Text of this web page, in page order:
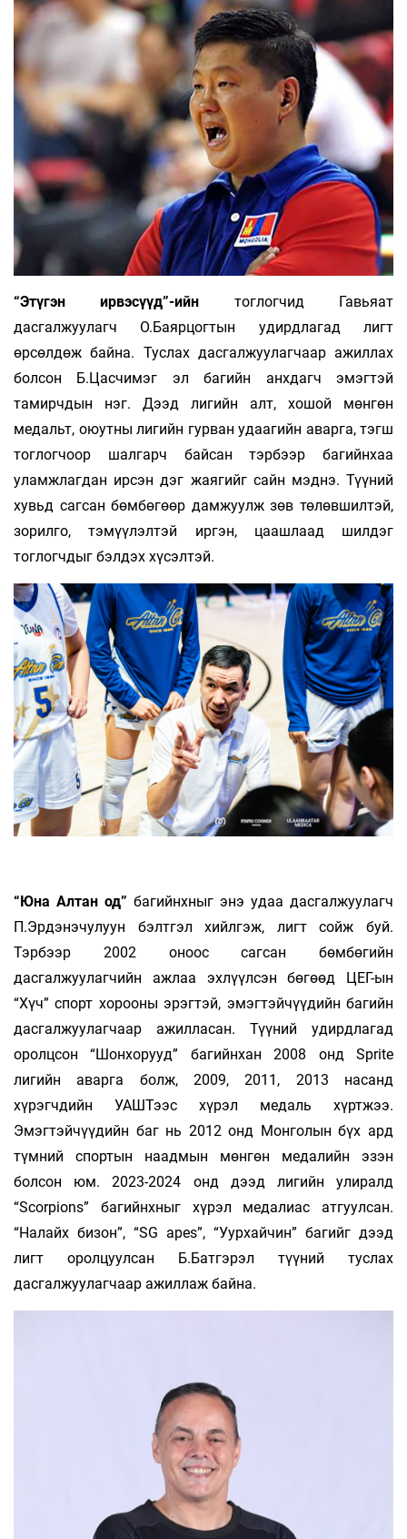
“Этүгэн ирвэсүүд”-ийн тоглогчид Гавьяат
дасгалжуулагч О.Баярцогтын удирдлагад лигт
өрсөлдөж байна. Туслах дасгалжуулагчаар ажиллах
болсон Б.Цасчимэг эл багийн анхдагч эмэгтэй
тамирчдын нэг. Дээд лигийн алт, хошой мөнгөн
медальт, оюутны лигийн гурван удаагийн аварга, тэгш
тоглогчоор шалгарч байсан тэрбээр багийнхаа
уламжлагдан ирсэн дэг жаягийг сайн мэднэ. Түүний
хувьд сагсан бөмбөгөөр дамжуулж зөв төлөвшилтэй,
зорилго, тэмүүлэлтэй иргэн, цаашлаад шилдэг
тоглогчдыг бэлдэх хүсэлтэй.
“Юна Алтан од” багийнхныг энэ удаа дасгалжуулагч
П.Эрдэнэчулуун бэлтгэл хийлгэж, лигт сойж буй.
Тэрбээр 2002 оноос сагсан бөмбөгийн
дасгалжуулагчийн ажлаа эхлүүлсэн бөгөөд ЦЕГ-ын
“Хүч” спорт хорооны эрэгтэй, эмэгтэйчүүдийн багийн
дасгалжуулагчаар ажилласан. Түүний удирдлагад
оролцсон “Шонхорууд” багийнхан 2008 онд Sprite
лигийн аварга болж, 2009, 2011, 2013 насанд
хүрэгчдийн УАШТээс хүрэл медаль хүртжээ.
Эмэгтэйчүүдийн баг нь 2012 онд Монголын бүх ард
түмний спортын наадмын мөнгөн медалийн эзэн
болсон юм. 2023-2024 онд дээд лигийн улиралд
“Scorpions” багийнхныг хүрэл медалиас атгуулсан.
“Налайх бизон”, “SG аpes”, “Уурхайчин” багийг дээд
лигт оролцуулсан Б.Батгэрэл түүний туслах
дасгалжуулагчаар ажиллаж байна.